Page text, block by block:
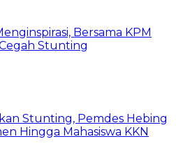
Bersama KPM
Stunting
Stunting, Pemdes Hebing
Hingga Mahasiswa KKN